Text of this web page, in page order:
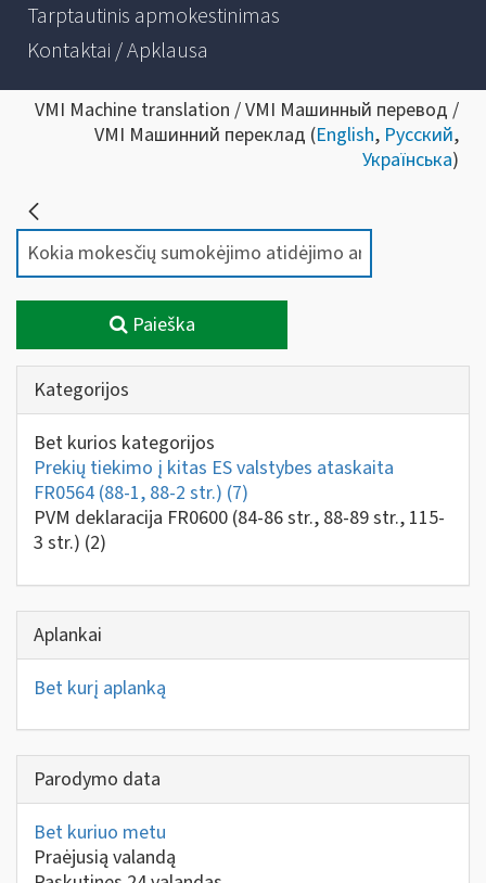
Tarptautinis apmokestinimas
Kontaktai / Apklausa
VMI Machine translation / VMI Машинный перевод /
VMI Машинний переклад (English, Русский,
Українська)
Paieška
Kategorijos
Bet kurios kategorijos
Prekių tiekimo į kitas ES valstybes ataskaita
FR0564 (88-1, 88-2 str.) (7)
PVM deklaracija FR0600 (84-86 str., 88-89 str., 115-
3 str.) (2)
Aplankai
Bet kurį aplanką
Parodymo data
Bet kuriuo metu
Praėjusią valandą